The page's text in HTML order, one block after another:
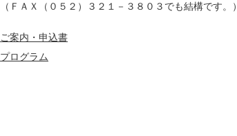
（ＦＡＸ（０５２）３２１－３８０３でも結構です。）
ご案内・申込書
プログラム